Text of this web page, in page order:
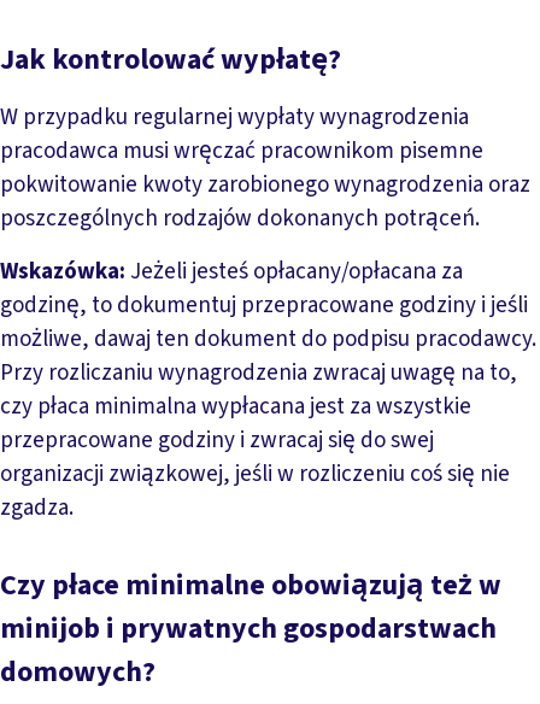
Jak kontrolować wypłatę?
W przypadku regularnej wypłaty wynagrodzenia
pracodawca musi wręczać pracownikom pisemne
pokwitowanie kwoty zarobionego wynagrodzenia oraz
poszczególnych rodzajów dokonanych potrąceń.
Wskazówka: Jeżeli jesteś opłacany/opłacana za
godzinę, to dokumentuj przepracowane godziny i jeśli
możliwe, dawaj ten dokument do podpisu pracodawcy.
Przy rozliczaniu wynagrodzenia zwracaj uwagę na to,
czy płaca minimalna wypłacana jest za wszystkie
przepracowane godziny i zwracaj się do swej
organizacji związkowej, jeśli w rozliczeniu coś się nie
zgadza.
Czy płace minimalne obowiązują też w
minijob i prywatnych gospodarstwach
domowych?